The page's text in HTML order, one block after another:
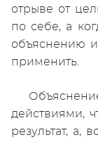
отрыве от
по себе, а
объяснению
применить.
действиями,
результат, а,